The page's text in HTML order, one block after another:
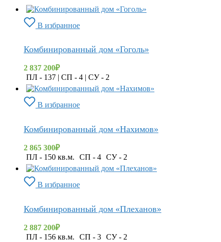
В избранное
Комбинированный дом «Гоголь»
2 837 200₽
ПЛ - 137 | СП - 4 | СУ - 2
В избранное
Комбинированный дом «Нахимов»
2 865 300₽
ПЛ - 150 кв.м.
СП - 4 СУ - 2
В избранное
Комбинированный дом «Плеханов»
2 887 200₽
ПЛ - 156 кв.м.
СП - 3 СУ - 2